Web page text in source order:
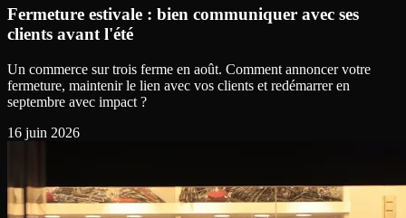
Fermeture estivale : bien communiquer avec ses
clients avant l'été
Un commerce sur trois ferme en août. Comment annoncer votre
fermeture, maintenir le lien avec vos clients et redémarrer en
septembre avec impact ?
16 juin 2026